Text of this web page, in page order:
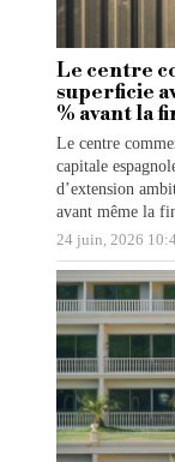
Le centre
superficie
% avant la
Le centre
capitale
d’extension
avant même la
24 juin, 2026